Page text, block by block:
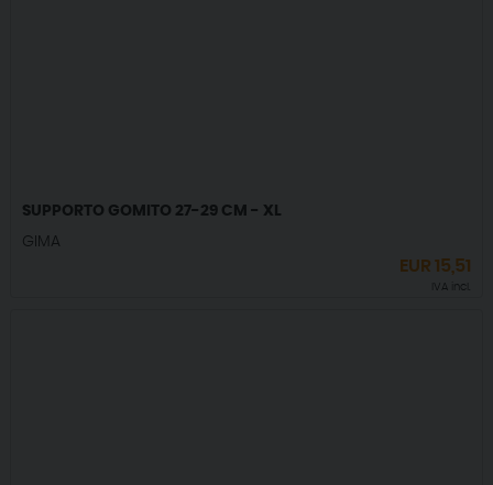
SUPPORTO GOMITO 27-29 CM - XL
GIMA
EUR15,51
IVA incl.